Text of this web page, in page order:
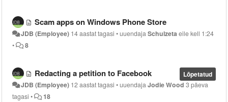
Scam apps on Windows Phone Store
JDB (Employee) 14 aastat tagasi •uuendajaSchulzetaeile kell 1:24
•
8
Lõpetatud
Redacting a petition to Facebook
JDB (Employee) 12 aastat tagasi •uuendajaJodie Wood 3 päeva
tagasi • 18